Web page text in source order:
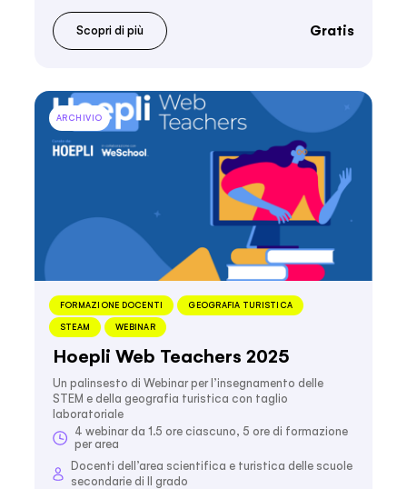
Scopri di più Gratis
ARCHIVIO
FORMAZIONE DOCENTI GEOGRAFIA TURISTICA
STEAM WEBINAR
Hoepli Web Teachers 2025
Un palinsesto di Webinar per l’insegnamento delle
STEM e della geografia turistica con taglio
laboratoriale
4 webinar da 1.5 ore ciascuno, 5 ore di formazione
per area
Docenti dell’area scientifica e turistica delle scuole
secondarie di II grado